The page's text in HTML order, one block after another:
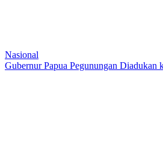
Nasional
Gubernur Papua Pegunungan